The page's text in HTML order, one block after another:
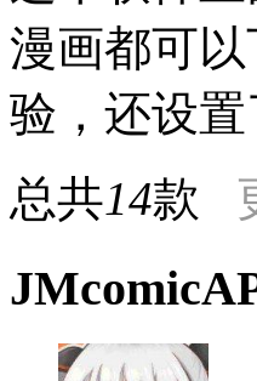
漫画都可
验，还设
总共14款